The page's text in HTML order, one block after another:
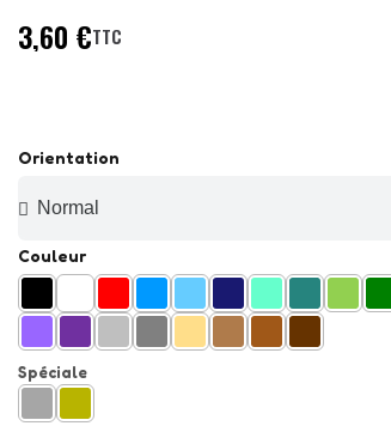
3,60 €TTC
Orientation
Couleur
Spéciale